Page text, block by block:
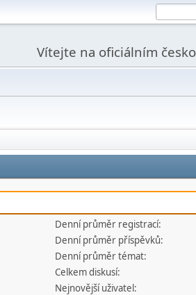
Vítejte na oficiálním
Denní průměr registrací:
Denní průměr příspěvků:
Denní průměr témat:
Celkem diskusí:
Nejnovější uživatel: